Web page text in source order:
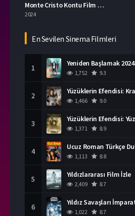
Monte Cristo Kontu Film İzle
2024
En Sevilen Sinema Filmleri
1 Yeniden Başlamak
1,752 9.3
2 Yüzüklerin Efendisi:
1,466 9.0
3
1,371 8.9
4 Ucuz Roman Türkçe
1,113 8.8
5 Yıldızlararası Film İzle
2,409 8.7
6
1,022 8.7